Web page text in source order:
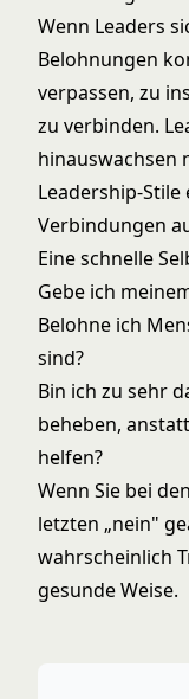
Wenn Leaders
Belohnungen
verpassen, zu
zu verbinden.
hinauswachsen
Leadership-Stile
Verbindungen
Eine schnelle
Gebe ich
Belohne ich
sind?
Bin ich zu sehr
beheben,
helfen?
Wenn Sie bei
letzten „nein"
wahrscheinlich
gesunde Weise.